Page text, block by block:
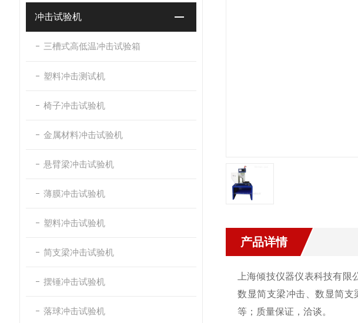
冲击试验机
三槽式高低温冲击试验箱
塑料冲击测试机
椅子冲击试验机
金属材料冲击试验机
悬臂梁冲击试验机
薄膜冲击试验机
塑料冲击试验机
简支梁冲击试验机
摆锤冲击试验机
落球冲击试验机
产品详情
上海倾技仪器仪表科技有限
数显简支梁冲击、数显简
等；质量保证，洽谈。